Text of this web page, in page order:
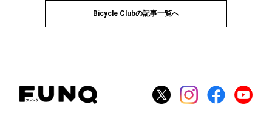
Bicycle Clubの記事一覧へ